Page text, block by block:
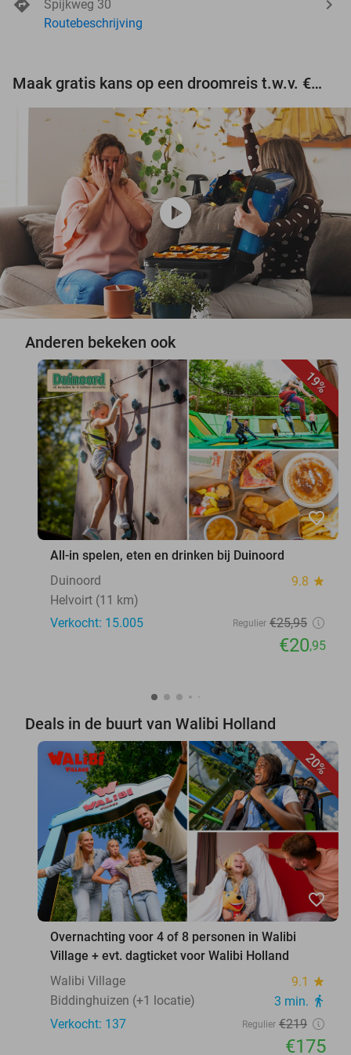
Spijkweg 30
Routebeschrijving
Maak gratis kans op een droomreis t.w.v. €3.000!
play_circle
Anderen bekeken ook
19%
favorite_border
All-in spelen, eten en drinken bij Duinoord
Duinoord
9.8 star
Helvoirt (11 km)
Verkocht: 15.005
Regulier €25,95
€20,95
Deals in de buurt van Walibi Holland
20%
favorite_border
Overnachting voor 4 of 8 personen in Walibi
Village + evt. dagticket voor Walibi Holland
Walibi Village
9.1 star
Biddinghuizen (+1 locatie) 3 min. directions_walk
Verkocht: 137 Regulier €219
€175